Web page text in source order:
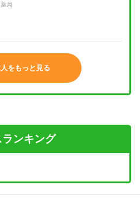
局
をもっと見る
ンキング